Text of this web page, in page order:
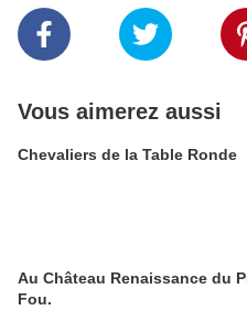
Vous aimerez aussi
Chevaliers de la Table Ronde
Au Château Renaissance du
Fou.